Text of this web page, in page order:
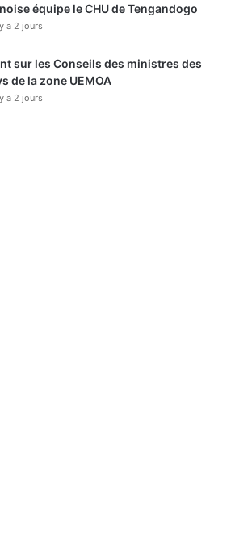
équipe le CHU de Tengandogo
a 2 jours
sur les Conseils des ministres des
de la zone UEMOA
a 2 jours